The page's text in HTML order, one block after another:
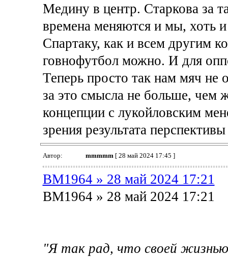
Медину в центр. Старкова за
времена меняются и мы, хоть
Спартаку, как и всем другим
говнофутбол можно. И для
Теперь просто так нам мяч не
за это смысла не больше, чем
концепции с лукойловским
зрения результата
Автор: mmmmm [ 28 май 2024 17:45 ]
BM1964 » 28 май 2024 17:21
BM1964 » 28 май 2024 17:21
"Я так рад, что своей